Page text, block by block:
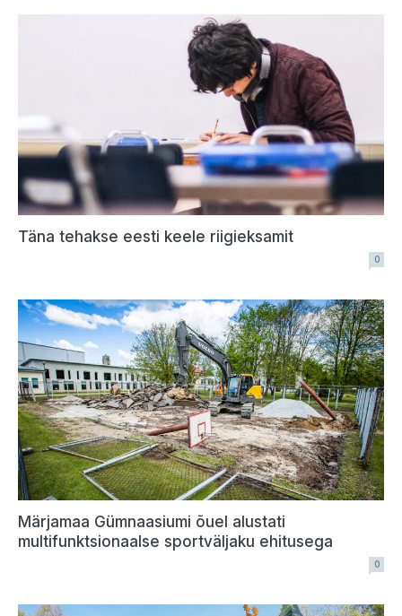
Täna tehakse eesti keele riigieksamit
0
Märjamaa Gümnaasiumi õuel alustati
multifunktsionaalse sportväljaku ehitusega
0